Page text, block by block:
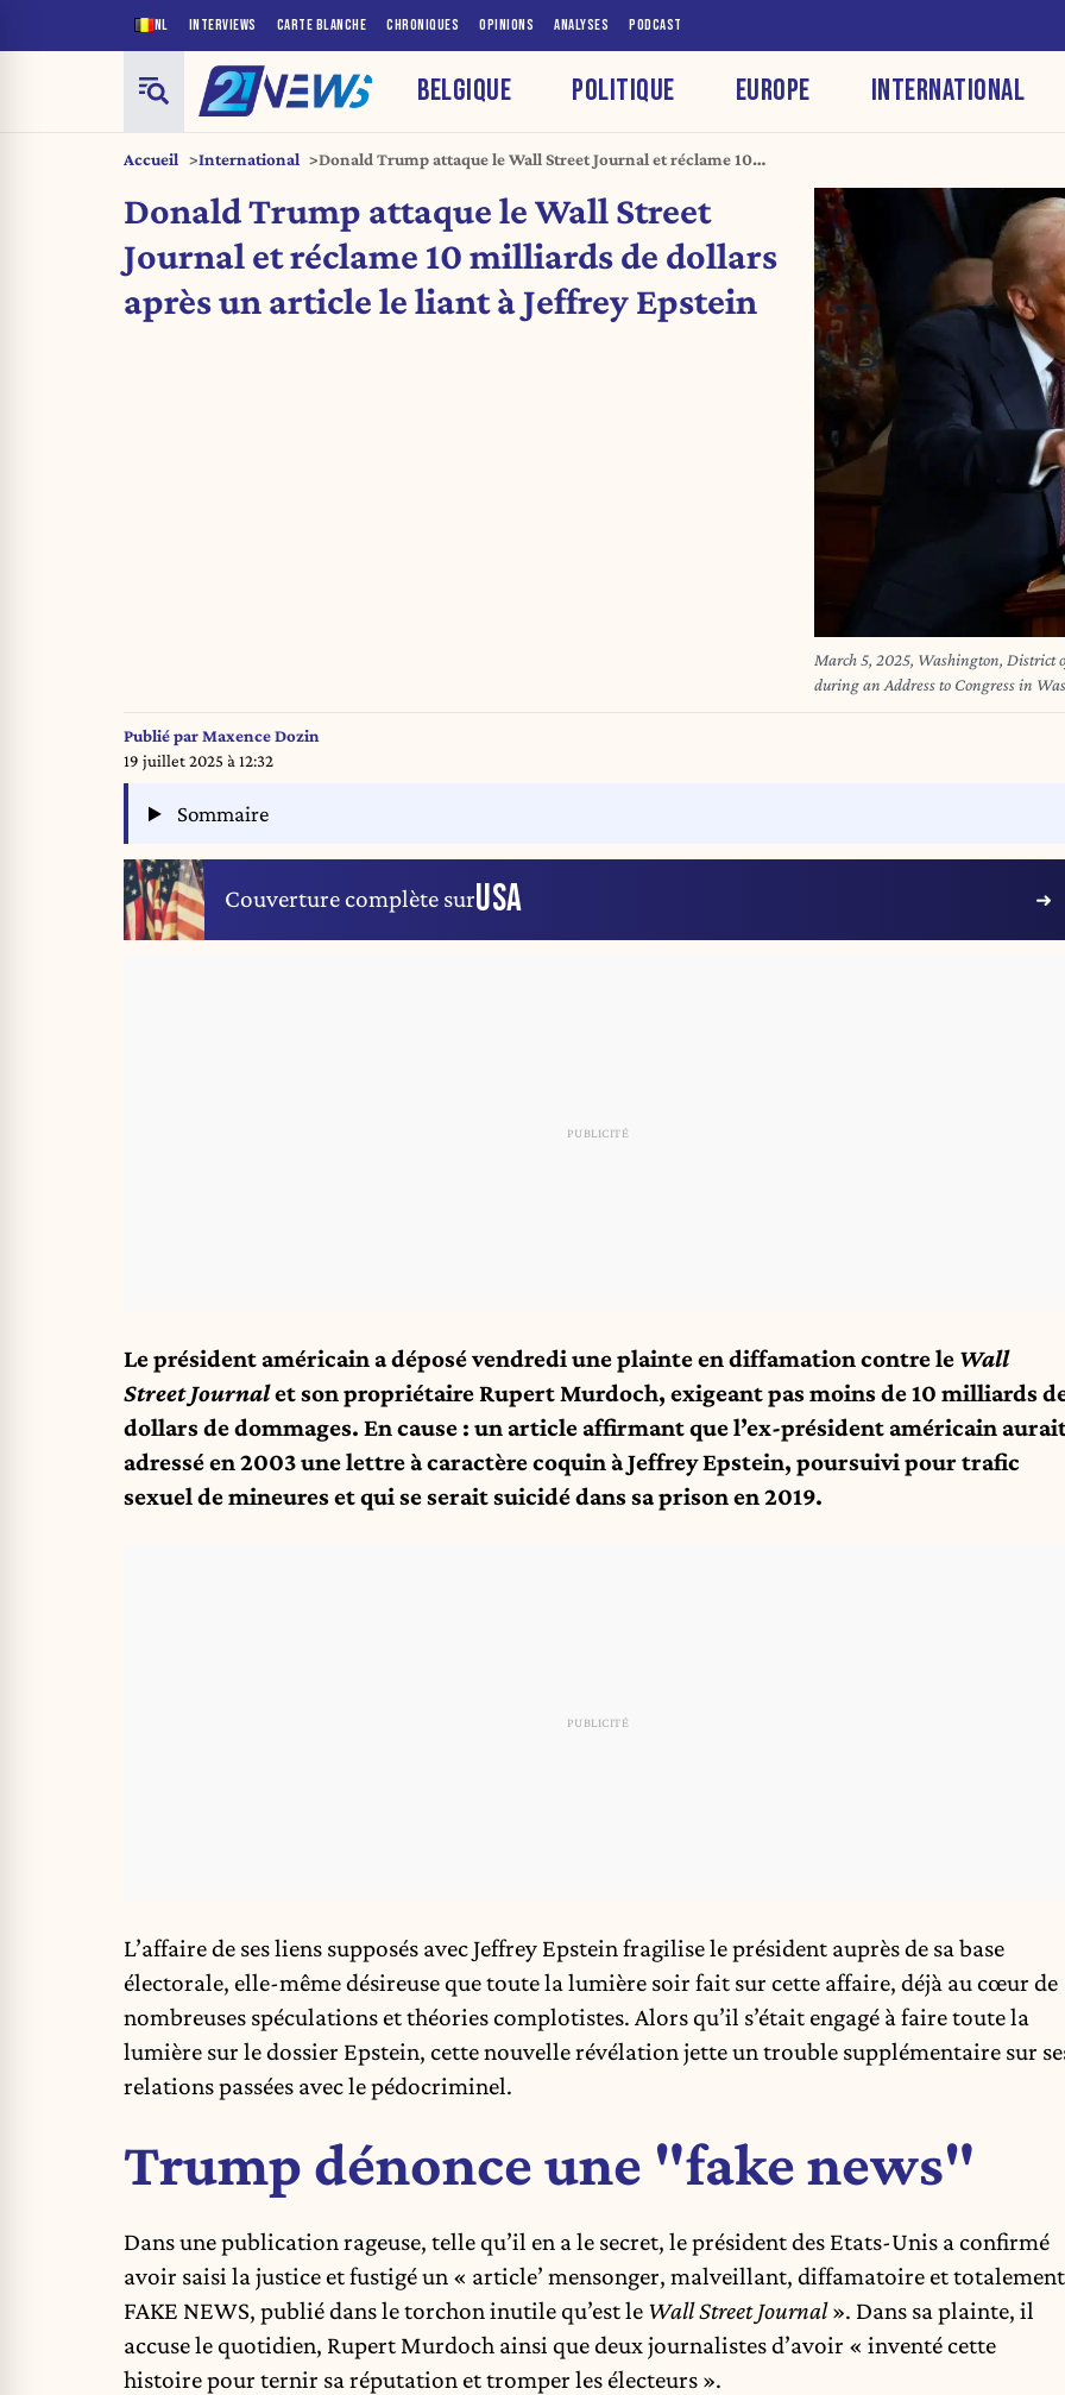
NL INTERVIEWS CARTE BLANCHE CHRONIQUES OPINIONS ANALYSES PODCAST
BELGIQUE POLITIQUE EUROPE INTERNATIONAL
Accueil International
Donald Trump attaque le Wall Street Journal et réclame 10
Donald Trump attaque le Wall Street
Journal et réclame 10 milliards de dollars
après un article le liant à Jeffrey Epstein
March 5, 2025, Washington, District
during an Address to Congress in Washington, DC. Democrats with
silent protest and refuse to stand as
Publié parMaxence Dozin
19 juillet 2025 à 12:32
Sommaire
Couverture complète surUSA
Le président américain a déposé vendredi une plainte en diffamation contre le Wall
Street Journalet son propriétaire Rupert Murdoch, exigeant pas moins de 10 milliards
dollars de dommages. En cause : un article affirmant que l’ex-président américain
adressé en 2003 une lettre à caractère coquin à Jeffrey Epstein, poursuivi pour trafic
sexuel de mineures et qui se serait suicidé dans sa prison en 2019.
L’affaire de ses liens supposés avec Jeffrey Epstein fragilise le président auprès de sa base
électorale, elle-même désireuse que toute la lumière soir fait sur cette affaire, déjà au cœur de
nombreuses spéculations et théories complotistes. Alors qu’il s’était engagé à faire toute la
lumière sur le dossier Epstein, cette nouvelle révélation jette un trouble supplémentaire sur
relations passées avec le pédocriminel.
Trump dénonce une "fake news"
Dans une publication rageuse, telle qu’il en a le secret, le président des Etats-Unis a confirmé
avoir saisi la justice et fustigé un « article’ mensonger, malveillant, diffamatoire et totalement
FAKE NEWS, publié dans le torchon inutile qu’est le Wall Street Journal». Dans sa plainte, il
accuse le quotidien, Rupert Murdoch ainsi que deux journalistes d’avoir « inventé cette
histoire pour ternir sa réputation et tromper les électeurs ».